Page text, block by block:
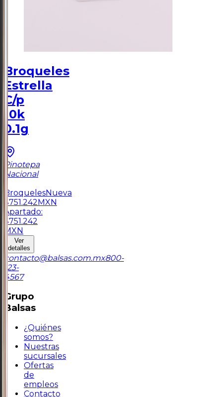
Broqueles
Estrella
C/p
10k
0.1g
Pinotepa
Nacional
BroquelesNueva
$751.242MXN
Apartado:
$751.242
MXN
Ver
detalles
contacto@balsas.com.mx800-
123-
4567
Grupo
Balsas
¿Quiénes
somos?
Nuestras
sucursales
Ofertas
de
empleos
Contacto